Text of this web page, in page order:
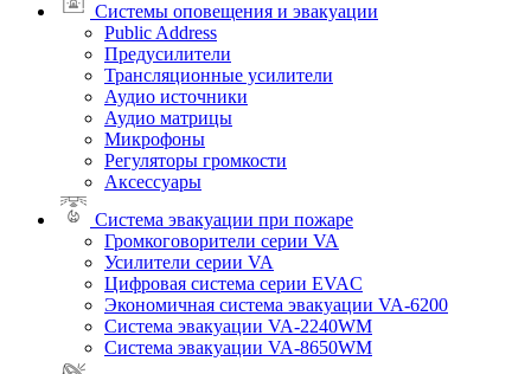
Системы оповещения и эвакуации
Public Address
Предусилители
Трансляционные усилители
Аудио источники
Аудио матрицы
Микрофоны
Регуляторы громкости
Аксессуары
Система эвакуации при пожаре
Громкоговорители серии VA
Усилители серии VA
Цифровая система серии EVAC
Экономичная система эвакуации VA-6200
Система эвакуации VA-2240WM
Система эвакуации VA-8650WM